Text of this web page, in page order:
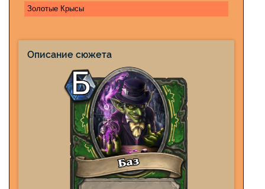
Золотые Крысы
Описание сюжета